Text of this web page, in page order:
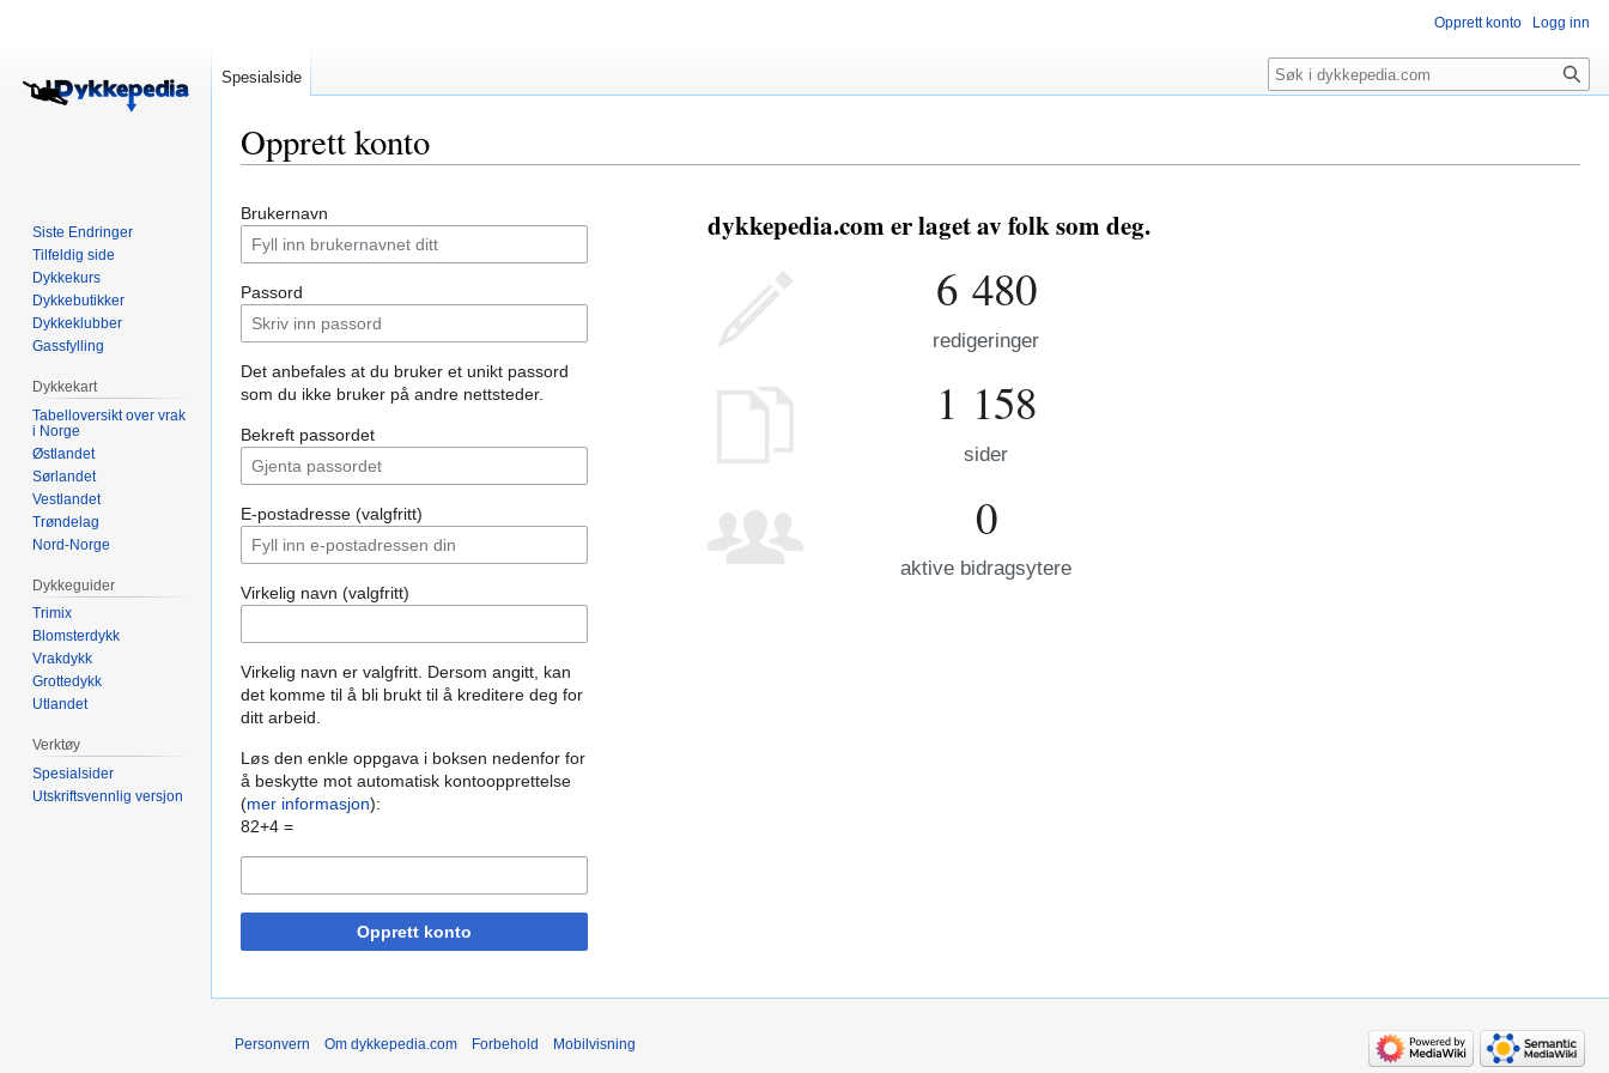
Opprett konto
til
navigering
til
søk
Brukernavn
Passord
Det anbefales at du bruker et unikt passord
som du ikke bruker på andre nettsteder.
Bekreft passordet
E-postadresse (valgfritt)
Virkelig navn (valgfritt)
Virkelig navn er valgfritt. Dersom angitt, kan
det komme til å bli brukt til å kreditere deg for
ditt arbeid.
Løs den enkle oppgava i boksen nedenfor for
å beskytte mot automatisk kontoopprettelse
(mer informasjon):
82+4 =
Opprett konto
dykkepedia.com er laget av folk som deg.
6 480
redigeringer
1 158
sider
0
aktive bidragsytere
Opprett konto Logg inn
Spesialside Søk
Siste Endringer
Tilfeldig side
Dykkekurs
Dykkebutikker
Dykkeklubber
Gassfylling
Dykkekart
Tabelloversikt over vrak
i Norge
Østlandet
Sørlandet
Vestlandet
Trøndelag
Nord-Norge
Dykkeguider
Trimix
Blomsterdykk
Vrakdykk
Grottedykk
Utlandet
Verktøy
Spesialsider
Utskriftsvennlig versjon
Personvern Om dykkepedia.com Forbehold Mobilvisning